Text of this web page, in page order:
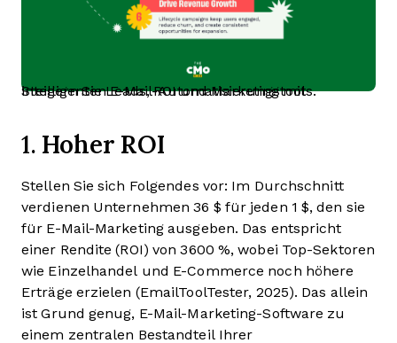
Steigern Sie Leads, ROI und Marketing mit intelligenten E-Mail-Automatisierungstools.
1. Hoher ROI
Stellen Sie sich Folgendes vor: Im Durchschnitt
verdienen Unternehmen 36 $ für jeden 1 $, den sie
für E-Mail-Marketing ausgeben. Das entspricht
einer Rendite (ROI) von 3600 %, wobei Top-Sektoren
wie Einzelhandel und E-Commerce noch höhere
Erträge erzielen (EmailToolTester, 2025). Das allein
ist Grund genug, E-Mail-Marketing-Software zu
einem zentralen Bestandteil Ihrer